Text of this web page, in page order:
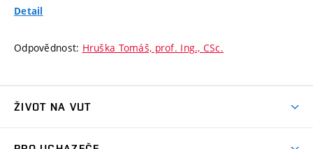
Detail
Odpovědnost: Hruška Tomáš, prof. Ing., CSc.
ŽIVOT NA VUT